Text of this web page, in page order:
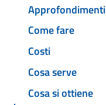
Approfondimenti
Come fare
Costi
Cosa serve
Cosa si ottiene